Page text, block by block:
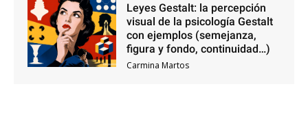
Leyes Gestalt: la percepción
visual de la psicología Gestalt
con ejemplos (semejanza,
figura y fondo, continuidad…)
Carmina Martos